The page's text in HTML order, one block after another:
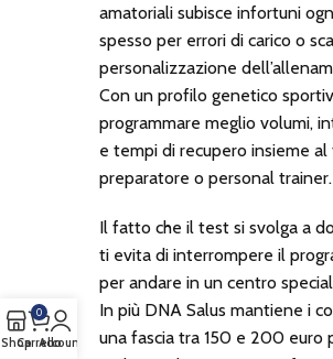
amatoriali subisce infortuni
spesso per errori di carico o
personalizzazione
Con un profilo genetico
programmare meglio volumi,
e tempi di recupero insieme al
preparatore o personal trainer.
Il fatto che il test si svolga a
ti evita di interrompere il
per andare in un centro
In più DNA Salus mantiene i
una fascia tra 150 e 200 euro
Shop
0
Carrello
Account